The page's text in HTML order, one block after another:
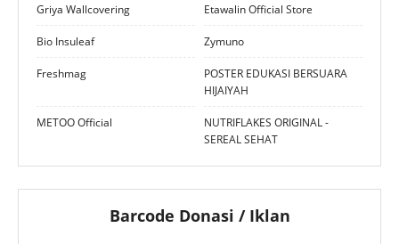
Griya Wallcovering Etawalin Official Store
Bio Insuleaf Zymuno
Freshmag
POSTER EDUKASI BERSUARA
HIJAIYAH
METOO Official
NUTRIFLAKES ORIGINAL -
SEREAL SEHAT
Barcode Donasi / Iklan